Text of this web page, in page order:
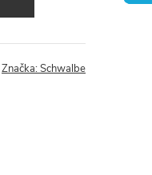
Značka:Schwalbe